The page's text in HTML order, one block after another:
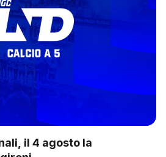
il 4 agosto la